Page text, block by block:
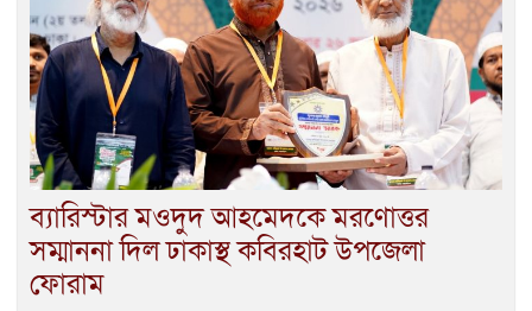
ব্যারিস্টার মওদুদ আহমেদকে মরণোত্তর
সম্মাননা দিল ঢাকাস্থ কবিরহাট উপজেলা
ফোরাম